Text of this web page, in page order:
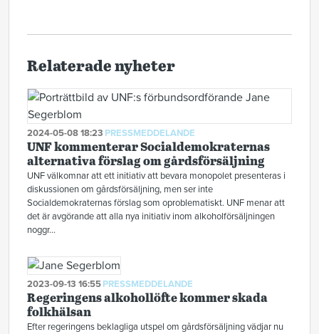
Relaterade nyheter
2024-05-08 18:23 PRESSMEDDELANDE
UNF kommenterar Socialdemokraternas
alternativa förslag om gårdsförsäljning
UNF välkomnar att ett initiativ att bevara monopolet presenteras i
diskussionen om gårdsförsäljning, men ser inte
Socialdemokraternas förslag som oproblematiskt. UNF menar att
det är avgörande att alla nya initiativ inom alkoholförsäljningen
noggr...
2023-09-13 16:55PRESSMEDDELANDE
Regeringens alkohollöfte kommer skada
folkhälsan
Efter regeringens beklagliga utspel om gårdsförsäljning vädjar nu